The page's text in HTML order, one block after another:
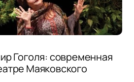
Гоголя: современная
Маяковского